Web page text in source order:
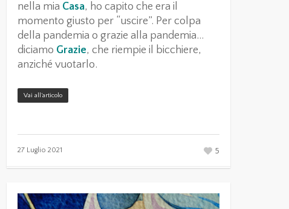
nella mia Casa, ho capito che era il
momento giusto per “uscire”. Per colpa
della pandemia o grazie alla pandemia…
diciamo Grazie, che riempie il bicchiere,
anziché vuotarlo.
Vai all’articolo
27 Luglio 2021 5